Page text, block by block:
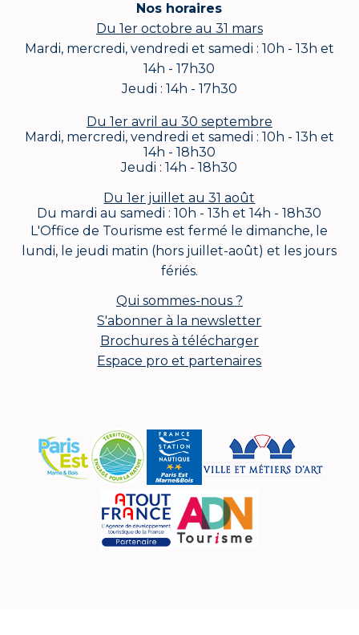
Nos horaires
Du 1er octobre au 31 mars
Mardi, mercredi, vendredi et samedi : 10h - 13h et
14h - 17h30
Jeudi : 14h - 17h30
Du 1er avril au 30 septembre
Mardi, mercredi, vendredi et samedi : 10h - 13h et
14h - 18h30
Jeudi : 14h - 18h30
Du 1er juillet au 31 août
Du mardi au samedi : 10h - 13h et 14h - 18h30
L'Office de Tourisme est fermé le dimanche, le
lundi, le jeudi matin (hors juillet-août) et les jours
fériés.
Qui sommes-nous ?
S'abonner à la newsletter
Brochures à télécharger
Espace pro et partenaires